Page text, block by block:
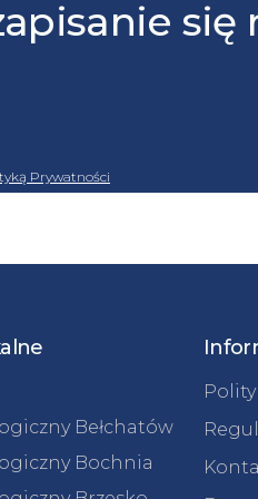
się
Prywatności
Bełchatów
Bochnia